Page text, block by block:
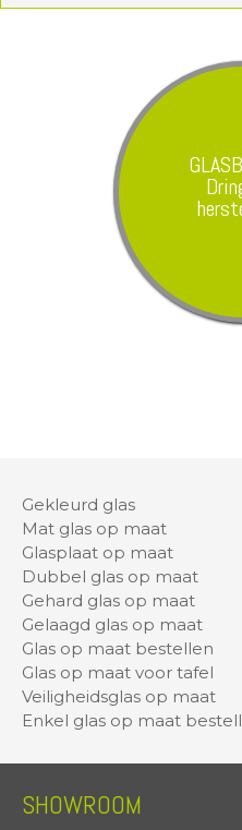
Gekleurd glas
Mat glas op maat
Glasplaat op maat
Dubbel glas op maat
Gehard glas op maat
Gelaagd glas op maat
Glas op maat bestellen
Glas op maat voor tafel
Veiligheidsglas op maat
Enkel glas op maat
SHOWROOM